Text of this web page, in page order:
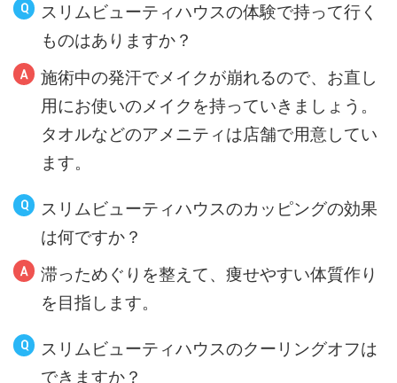
スリムビューティハウスの体験で持って行く
ものはありますか？
施術中の発汗でメイクが崩れるので、お直し
用にお使いのメイクを持っていきましょう。
タオルなどのアメニティは店舗で用意してい
ます。
スリムビューティハウスのカッピングの効果
は何ですか？
滞っためぐりを整えて、痩せやすい体質作り
を目指します。
スリムビューティハウスのクーリングオフは
できますか？